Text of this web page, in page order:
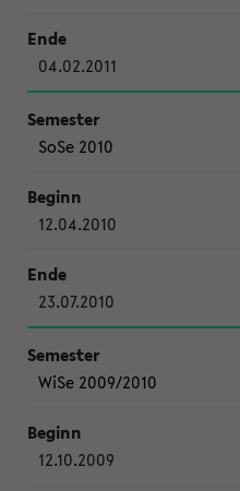
04.02.2011
SoSe 2010
12.04.2010
23.07.2010
WiSe 2009/2010
12.10.2009